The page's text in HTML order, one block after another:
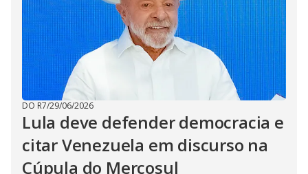
DO R7/29/06/2026
Lula deve defender democracia e
citar Venezuela em discurso na
Cúpula do Mercosul